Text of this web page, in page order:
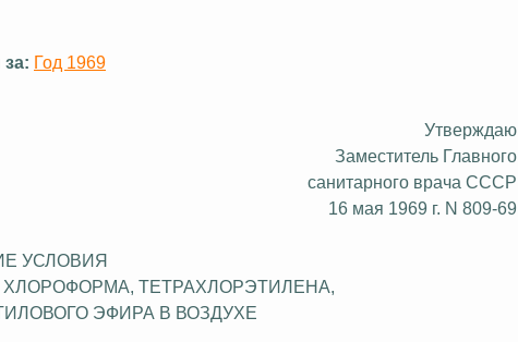
Год 1969
Утверждаю
Заместитель Главного
санитарного врача СССР
16 мая 1969 г. N 809-69
УСЛОВИЯ
ТЕТРАХЛОРЭТИЛЕНА,
ЭФИРА В ВОЗДУХЕ